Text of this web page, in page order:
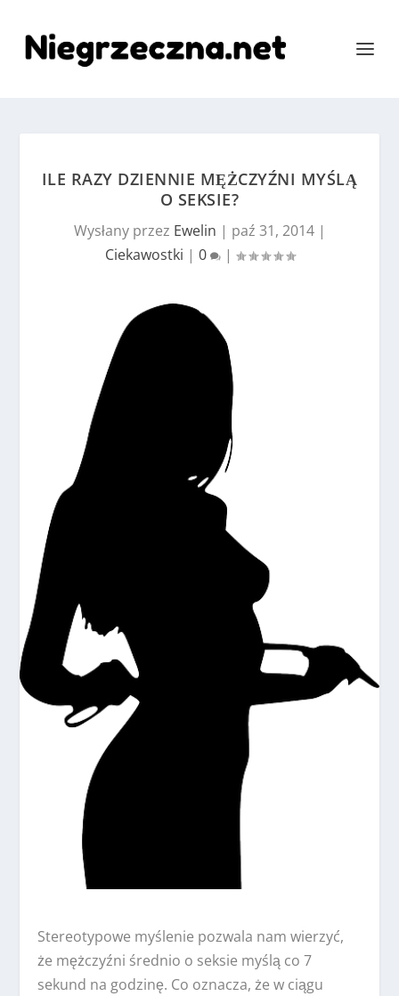
ILE RAZY DZIENNIE MĘŻCZYŹNI MYŚLĄ
O SEKSIE?
Wysłany przez Ewelin | paź 31, 2014|
Ciekawostki | 0 |
Stereotypowe myślenie pozwala nam wierzyć,
że mężczyźni średnio o seksie myślą co 7
sekund na godzinę. Co oznacza, że w ciągu